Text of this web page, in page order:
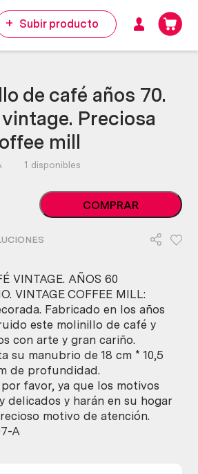
Subir producto
de café años 70.
Preciosa
mill
1 disponibles
Viejo
molinillo
café
70.
Decoración
vintage.
Preciosa
pieza.
Old
coffee
mill
cantidad
COMPRAR
VINTAGE. AÑOS 60
VINTAGE COFFEE MILL:
Fabricado en los años
este molinillo de café y
con arte y gran cariño.
su manubrio de 18 cm * 10,5
de profundidad.
favor, ya que los motivos
delicados y harán en su hogar
motivo de atención.
A